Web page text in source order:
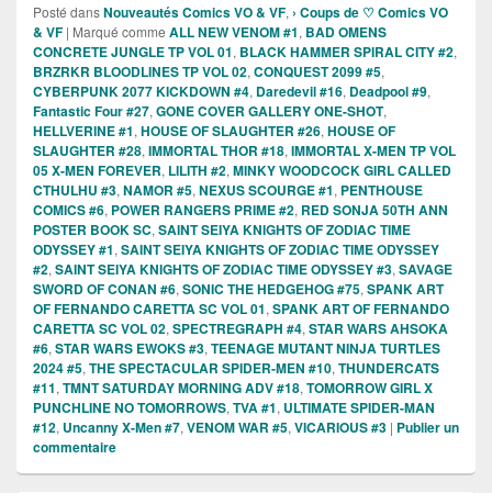
Posté dansNouveautés Comics VO & VF, › Coups de ♡ Comics VO
& VF | Marqué comme ALL NEW VENOM #1, BAD OMENS
CONCRETE JUNGLE TP VOL 01, BLACK HAMMER SPIRAL CITY #2,
BRZRKR BLOODLINES TP VOL 02, CONQUEST 2099 #5,
CYBERPUNK 2077 KICKDOWN #4, Daredevil #16, Deadpool #9,
Fantastic Four #27, GONE COVER GALLERY ONE-SHOT,
HELLVERINE #1, HOUSE OF SLAUGHTER #26, HOUSE OF
SLAUGHTER #28, IMMORTAL THOR #18, IMMORTAL X-MEN TP VOL
05 X-MEN FOREVER, LILITH #2, MINKY WOODCOCK GIRL CALLED
CTHULHU #3, NAMOR #5, NEXUS SCOURGE #1, PENTHOUSE
COMICS #6, POWER RANGERS PRIME #2, RED SONJA 50TH ANN
POSTER BOOK SC, SAINT SEIYA KNIGHTS OF ZODIAC TIME
ODYSSEY #1, SAINT SEIYA KNIGHTS OF ZODIAC TIME ODYSSEY
#2, SAINT SEIYA KNIGHTS OF ZODIAC TIME ODYSSEY #3, SAVAGE
SWORD OF CONAN #6, SONIC THE HEDGEHOG #75, SPANK ART
OF FERNANDO CARETTA SC VOL 01, SPANK ART OF FERNANDO
CARETTA SC VOL 02, SPECTREGRAPH #4, STAR WARS AHSOKA
#6, STAR WARS EWOKS #3, TEENAGE MUTANT NINJA TURTLES
2024 #5, THE SPECTACULAR SPIDER-MEN #10, THUNDERCATS
#11, TMNT SATURDAY MORNING ADV #18, TOMORROW GIRL X
PUNCHLINE NO TOMORROWS, TVA #1, ULTIMATE SPIDER-MAN
#12, Uncanny X-Men #7, VENOM WAR #5, VICARIOUS #3 | Publier un
commentaire